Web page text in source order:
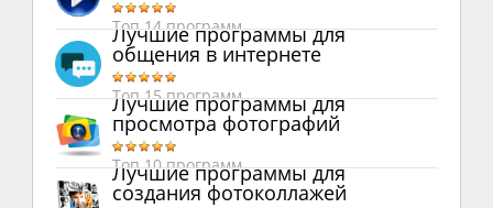
Топ 14 программ
Лучшие программы для
общения в интернете
Топ 15 программ
Лучшие программы для
просмотра фотографий
Топ 10 программ
Лучшие программы для
создания фотоколлажей